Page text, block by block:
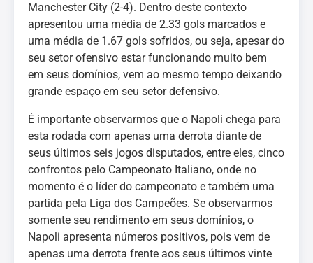
Manchester City (2-4). Dentro deste contexto
apresentou uma média de 2.33 gols marcados e
uma média de 1.67 gols sofridos, ou seja, apesar do
seu setor ofensivo estar funcionando muito bem
em seus domínios, vem ao mesmo tempo deixando
grande espaço em seu setor defensivo.
É importante observarmos que o Napoli chega para
esta rodada com apenas uma derrota diante de
seus últimos seis jogos disputados, entre eles, cinco
confrontos pelo Campeonato Italiano, onde no
momento é o líder do campeonato e também uma
partida pela Liga dos Campeões. Se observarmos
somente seu rendimento em seus domínios, o
Napoli apresenta números positivos, pois vem de
apenas uma derrota frente aos seus últimos vinte